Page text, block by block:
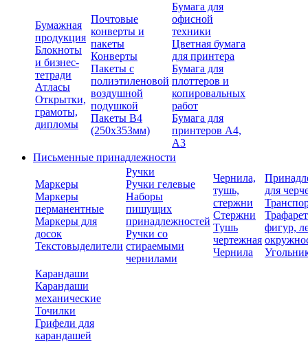
Бумажная
продукция
Блокноты
и бизнес-
тетради
Атласы
Открытки,
грамоты,
дипломы
Почтовые
конверты и
пакеты
Конверты
Пакеты с
полиэтиленовой
воздушной
подушкой
Пакеты В4
(250х353мм)
Бумага для
офисной
техники
Цветная бумага
для принтера
Бумага для
плоттеров и
копировальных
работ
Бумага для
принтеров А4,
А3
Письменные принадлежности
Маркеры
Маркеры
перманентные
Маркеры для
досок
Текстовыделители
Ручки
Ручки гелевые
Наборы
пишущих
принадлежностей
Ручки со
стираемыми
чернилами
Чернила,
тушь,
стержни
Стержни
Тушь
чертежная
Чернила
для
фигур,
Карандаши
Карандаши
механические
Точилки
Грифели для
карандашей